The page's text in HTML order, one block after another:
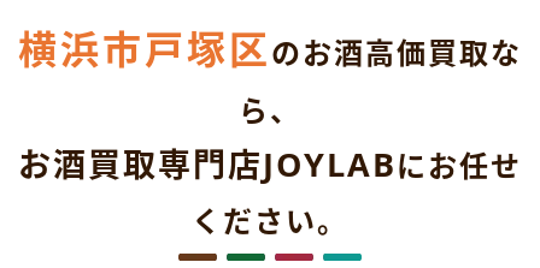
横浜市戸塚区のお酒高価買取な
ら、
お酒買取専門店JOYLABにお任せ
ください。